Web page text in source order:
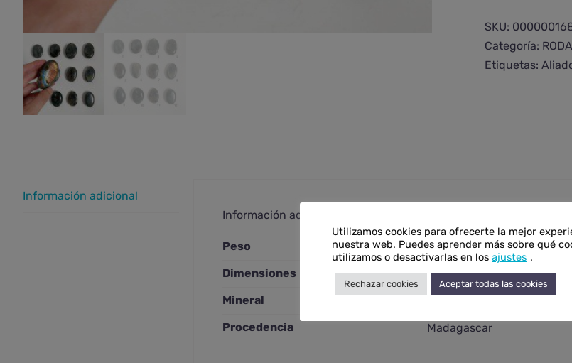
extra
plano
cantidad
SKU:
Categoría:
Etiquetas:
Información adicional
Información adicional
Peso
N/D
Dimensiones
N/D
Mineral
Procedencia
Madagascar
Utilizamos cookies para ofrecerte la mejor
nuestra web. Puedes aprender más sobre qué
utilizamos o desactivarlas en los ajustes .
Rechazar cookies Aceptar todas las cookies